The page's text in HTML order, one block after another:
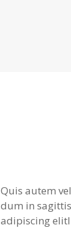
Quis autem
dum in
adipiscing